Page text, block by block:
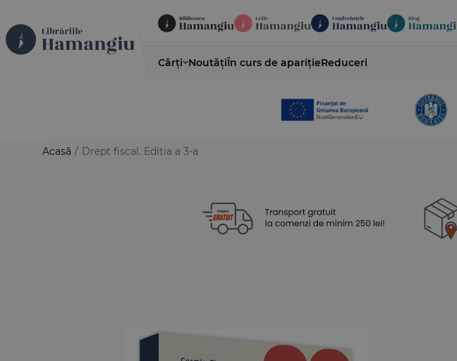
Cărți NoutățiÎn curs de aparițieReduceri
Acasă / Drept fiscal. Editia a 3-a